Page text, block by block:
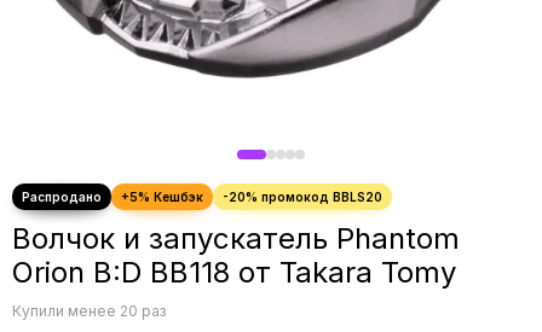
Волчок и запускатель Phantom
Orion B:D BB118 от Takara Tomy
Купили менее 20 раз